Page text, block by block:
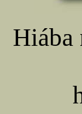
Hiába